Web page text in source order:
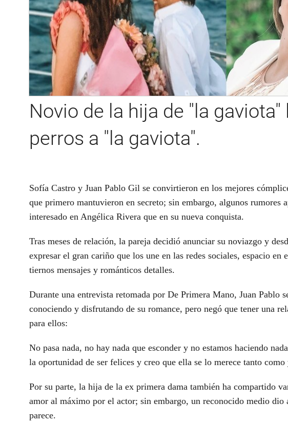
Novio de la hija de "la gaviota"
perros a "la gaviota".
Sofía Castro y Juan Pablo Gil se convirtieron en los mejores
que primero mantuvieron en secreto; sin embargo, algunos rumores
interesado en Angélica Rivera que en su nueva conquista.
Tras meses de relación, la pareja decidió anunciar su noviazgo y
expresar el gran cariño que los une en las redes sociales, espacio
tiernos mensajes y románticos detalles.
Durante una entrevista retomada por De Primera Mano, Juan Pablo
conociendo y disfrutando de su romance, pero negó que tener una
para ellos:
No pasa nada, no hay nada que esconder y no estamos haciendo
la oportunidad de ser felices y creo que ella se lo merece tanto
Por su parte, la hija de la ex primera dama también ha compartido
amor al máximo por el actor; sin embargo, un reconocido medio dio
parece.